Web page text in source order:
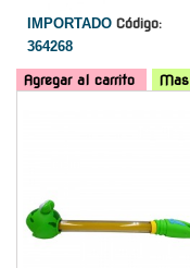
IMPORTADO Código:
364268
Agregar al carrito Mas